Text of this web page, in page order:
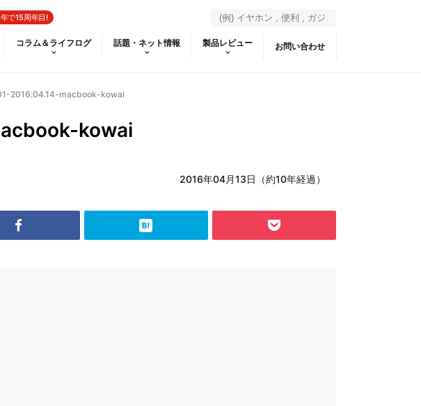
で15周年目!
コラム＆ライフログ 話題・ネット情報 製品レビュー お問い合わせ
2016.04.14-macbook-kowai
kowai
2016年04月13日（約10年経過）